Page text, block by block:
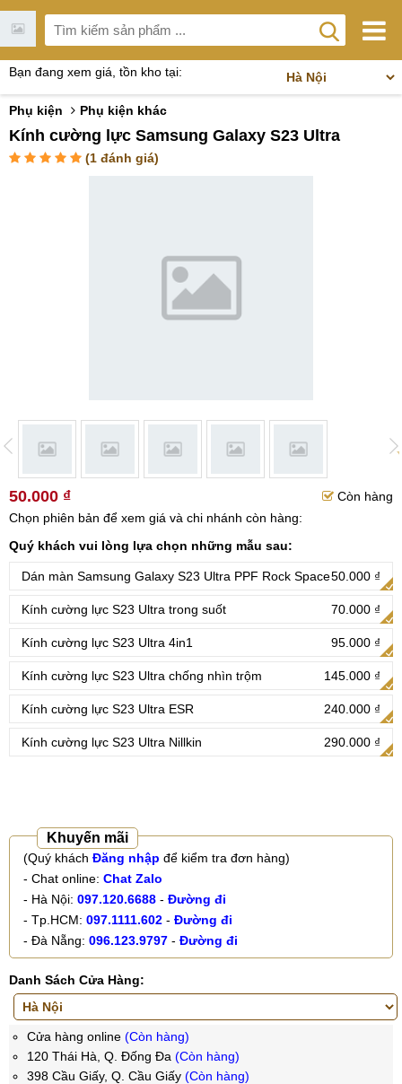
Bạn đang xem giá, tồn kho tại:
Phụ kiện Phụ kiện khác
Kính cường lực Samsung Galaxy S23 Ultra
(1 đánh giá)
50.000 ₫
Còn hàng
Chọn phiên bản để xem giá và chi nhánh còn hàng:
Quý khách vui lòng lựa chọn những mẫu sau:
Dán màn Samsung Galaxy S23 Ultra PPF Rock Space50.000 ₫
Kính cường lực S23 Ultra trong suốt 70.000 ₫
Kính cường lực S23 Ultra 4in1 95.000 ₫
Kính cường lực S23 Ultra chống nhìn trộm 145.000 ₫
Kính cường lực S23 Ultra ESR 240.000 ₫
Kính cường lực S23 Ultra Nillkin 290.000 ₫
Khuyến mãi
(Quý khách Đăng nhập để kiểm tra đơn hàng)
- Chat online: Chat Zalo
- Hà Nội: 097.120.6688 - Đường đi
- Tp.HCM: 097.1111.602 - Đường đi
- Đà Nẵng: 096.123.9797 - Đường đi
Danh Sách Cửa Hàng:
Cửa hàng online (Còn hàng)
120 Thái Hà, Q. Đống Đa (Còn hàng)
398 Cầu Giấy, Q. Cầu Giấy (Còn hàng)